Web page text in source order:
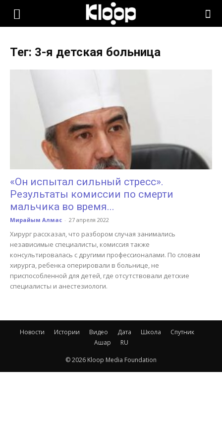
KLOOP.KG
Кыргызстана
Тег: 3-я детская больница
«Он испытал сильный стресс».
Результаты комиссии по смерти
мальчика во время...
Мирайым Алмас - 27 апреля 2022
Хирург рассказал, что разбором случая занимались
независимые специалисты, комиссия также
консультировалась с другими профессионалами. По словам
хирурга, ребенка оперировали в больнице, не
приспособленной для детей, где отсутствовали детские
специалисты и анестезиологи.
Новости Истории Видео Дата Школа
Спутник
Ашар
RU
© 2026 Kloop Media Foundation